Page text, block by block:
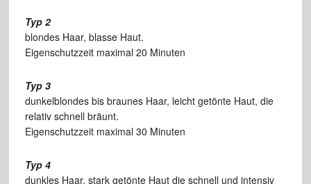
Typ 2
blondes Haar, blasse Haut.
Eigenschutzzeit maximal 20 Minuten
Typ 3
dunkelblondes bis braunes Haar, leicht getönte Haut, die
relativ schnell bräunt.
Eigenschutzzeit maximal 30 Minuten
Typ 4
dunkles Haar, stark getönte Haut die schnell und intensiv